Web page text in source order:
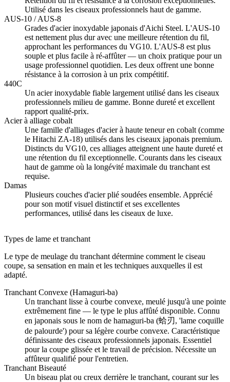
Utilisé dans les ciseaux professionnels haut de gamme.
AUS-10 / AUS-8
Grades d'acier inoxydable japonais d'Aichi Steel. L'AUS-10
est nettement plus dur avec une meilleure rétention du fil,
approchant les performances du VG10. L'AUS-8 est plus
souple et plus facile à ré-affûter — un choix pratique pour un
usage professionnel quotidien. Les deux offrent une bonne
résistance à la corrosion à un prix compétitif.
440C
Un acier inoxydable fiable largement utilisé dans les ciseaux
professionnels milieu de gamme. Bonne dureté et excellent
rapport qualité-prix.
Acier à alliage cobalt
Une famille d'alliages d'acier à haute teneur en cobalt (comme
le Hitachi ZA-18) utilisés dans les ciseaux japonais premium.
Distincts du VG10, ces alliages atteignent une haute dureté et
une rétention du fil exceptionnelle. Courants dans les ciseaux
haut de gamme où la longévité maximale du tranchant est
requise.
Damas
Plusieurs couches d'acier plié soudées ensemble. Apprécié
pour son motif visuel distinctif et ses excellentes
performances, utilisé dans les ciseaux de luxe.
Types de lame et tranchant
Le type de meulage du tranchant détermine comment le ciseau
coupe, sa sensation en main et les techniques auxquelles il est
adapté.
Tranchant Convexe (Hamaguri-ba)
Un tranchant lisse à courbe convexe, meulé jusqu'à une pointe
extrêmement fine — le type le plus affûté disponible. Connu
en japonais sous le nom de hamaguri-ba (蛤刃, 'lame coquille
de palourde') pour sa légère courbe convexe. Caractéristique
définissante des ciseaux professionnels japonais. Essentiel
pour la coupe glissée et le travail de précision. Nécessite un
affûteur qualifié pour l'entretien.
Tranchant Biseauté
Un biseau plat ou creux derrière le tranchant, courant sur les